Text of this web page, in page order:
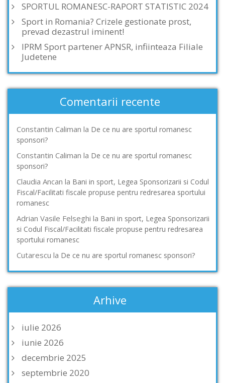
SPORTUL ROMANESC-RAPORT STATISTIC 2024
Sport in Romania? Crizele gestionate prost,
prevad dezastrul iminent!
IPRM Sport partener APNSR, infiinteaza Filiale
Judetene
Comentarii recente
Constantin Caliman la De ce nu are sportul romanesc
sponsori?
Constantin Caliman la De ce nu are sportul romanesc
sponsori?
Claudia Ancan la Bani in sport, Legea Sponsorizarii si Codul
Fiscal/Facilitati fiscale propuse pentru redresarea sportului
romanesc
Adrian Vasile Felseghi la Bani in sport, Legea Sponsorizarii
si Codul Fiscal/Facilitati fiscale propuse pentru redresarea
sportului romanesc
Cutarescu la De ce nu are sportul romanesc sponsori?
Arhive
iulie 2026
iunie 2026
decembrie 2025
septembrie 2020